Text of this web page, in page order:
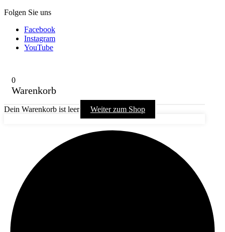
Folgen Sie uns
Facebook
Instagram
YouTube
0
Warenkorb
Dein Warenkorb ist leer Weiter zum Shop